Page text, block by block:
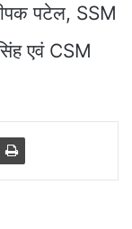
पटेल, SSM
एवं CSM